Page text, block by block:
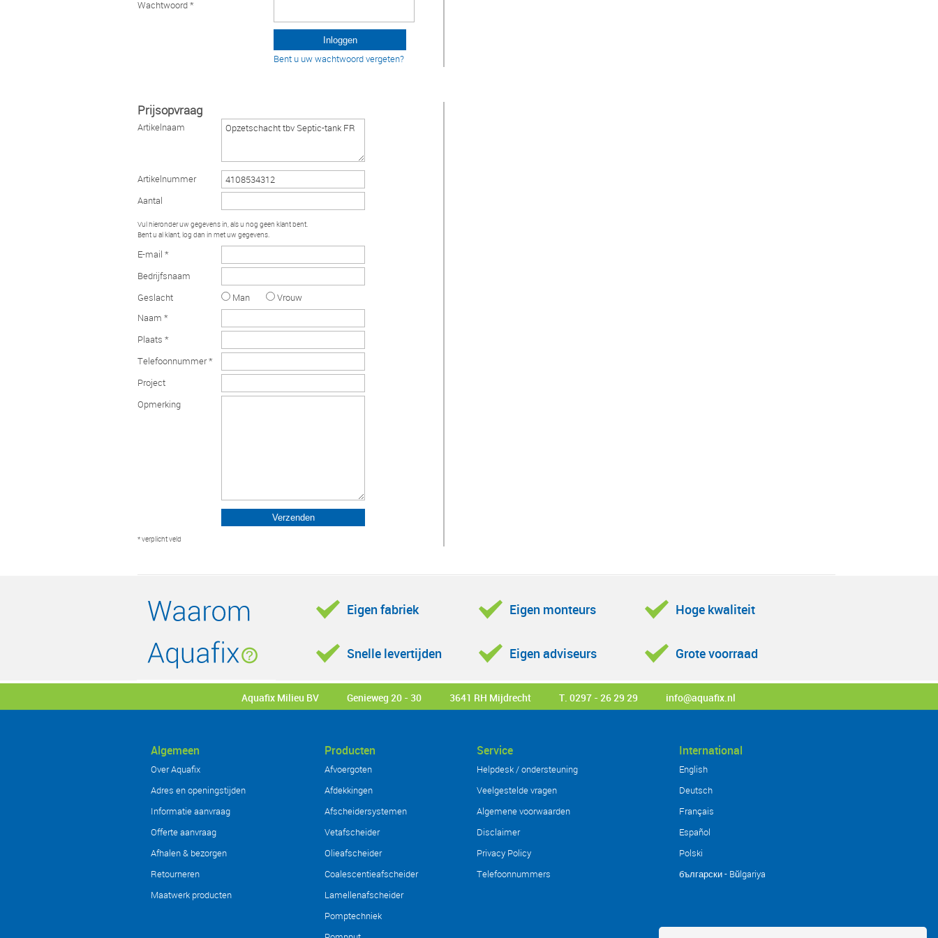
Wachtwoord *
Bent u uw wachtwoord vergeten?
Prijsopvraag
Artikelnaam
Artikelnummer
Aantal
Vul hieronder uw gegevens in, als u nog geen klant bent.
Bent u al klant, log dan in met uw gegevens.
E-mail *
Bedrijfsnaam
Geslacht
Man
Vrouw
Naam *
Plaats *
Telefoonnummer *
Project
Opmerking
* verplicht veld
Eigen fabriek Eigen monteurs Hoge kwaliteit
Snelle levertijden Eigen adviseurs Grote voorraad
Aquafix Milieu BV Genieweg 20 - 30 3641 RH Mijdrecht T. 0297 - 26 29 29 info@aquafix.nl
Algemeen
Over Aquafix
Adres en openingstijden
Informatie aanvraag
Offerte aanvraag
Afhalen & bezorgen
Retourneren
Maatwerk producten
Producten
Afvoergoten
Afdekkingen
Afscheidersystemen
Vetafscheider
Olieafscheider
Coalescentieafscheider
Lamellenafscheider
Pomptechniek
Service
Helpdesk / ondersteuning
Veelgestelde vragen
Algemene voorwaarden
Disclaimer
Privacy Policy
Telefoonnummers
International
English
Deutsch
Français
Español
Polski
български - Bŭlgariya